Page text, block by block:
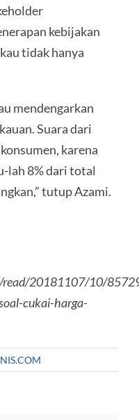
kebijakan
tidak hanya
mendengarkan
Suara dari
karena
lah 8% dari total
tutup Azami.
read/20181107/10/
cukai-harga-